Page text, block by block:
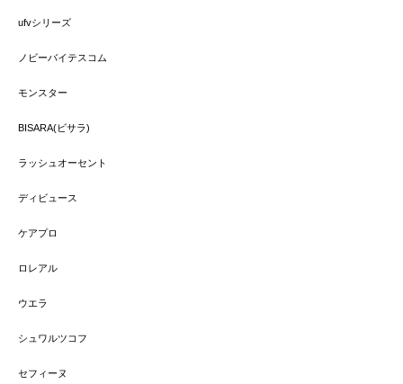
ufvシリーズ
ノビーバイテスコム
モンスター
BISARA(ビサラ)
ラッシュオーセント
ディビュース
ケアプロ
ロレアル
ウエラ
シュワルツコフ
セフィーヌ